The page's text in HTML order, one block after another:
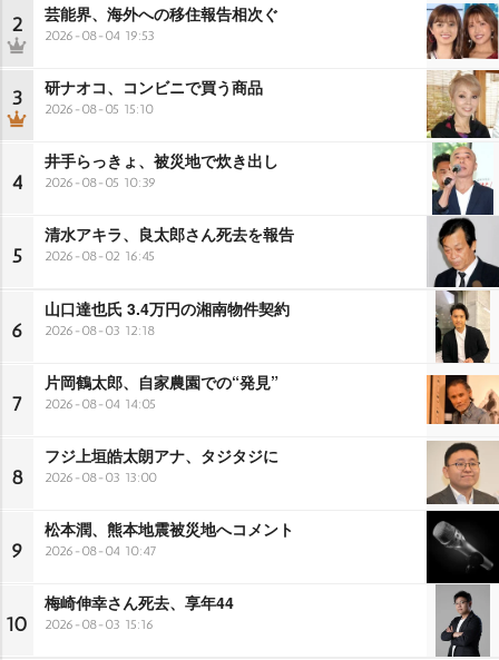
2 芸能界、海外への移住報告相次ぐ
2026-08-04 19:53
3 研ナオコ、コンビニで買う商品
2026-08-05 15:10
4
井手らっきょ、被災地で炊き出し
2026-08-05 10:39
5
清水アキラ、良太郎さん死去を報告
2026-08-02 16:45
6
山口達也氏 3.4万円の湘南物件契約
2026-08-03 12:18
7
片岡鶴太郎、自家農園での“発見”
2026-08-04 14:05
8
フジ上垣皓太朗アナ、タジタジに
2026-08-03 13:00
9
松本潤、熊本地震被災地へコメント
2026-08-04 10:47
10
梅崎伸幸さん死去、享年44
2026-08-03 15:16